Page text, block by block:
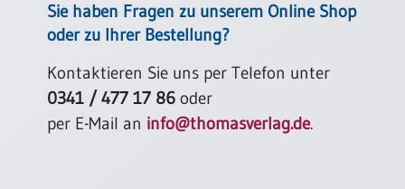
Sie haben Fragen zu unserem Online Shop
oder zu Ihrer Bestellung?
Kontaktieren Sie uns per Telefon unter
0341 / 477 17 86 oder
per E-Mail an info@thomasverlag.de.